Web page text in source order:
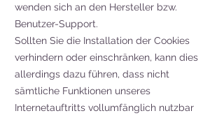
wenden sich an den Hersteller bzw.
Benutzer-Support.
Sollten Sie die Installation der Cookies
verhindern oder einschränken, kann dies
allerdings dazu führen, dass nicht
sämtliche Funktionen unseres
Internetauftritts vollumfänglich nutzbar